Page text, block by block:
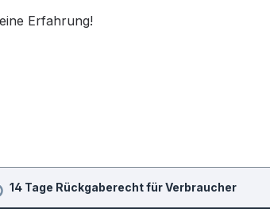
Erfahrung!
14 Tage Rückgaberecht für Verbraucher